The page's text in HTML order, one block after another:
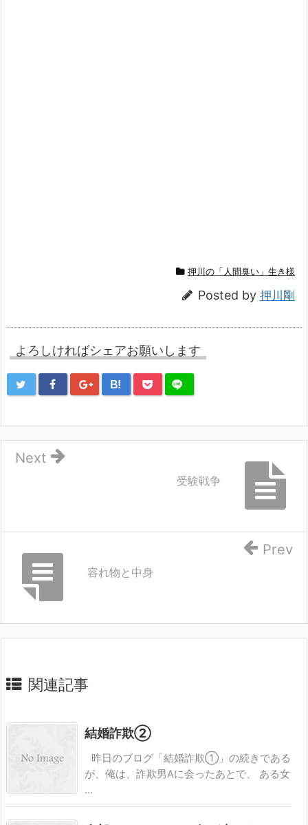
押川の「人間臭い」生き様
Posted by 押川剛
よろしければシェアお願いします
B!
受験戦争
Next
容れ物と中身
Prev
関連記事
結婚詐欺②
昨日のブログ「結婚詐欺①」の続きである
が、俺は、詐欺男Aに会ったあとで、 ある女
...